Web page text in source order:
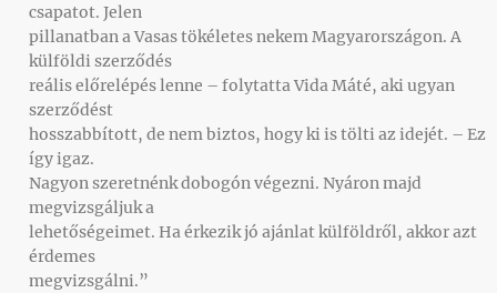
csapatot. Jelen
pillanatban a Vasas tökéletes nekem Magyarországon. A
külföldi szerződés
reális előrelépés lenne – folytatta Vida Máté, aki ugyan
szerződést
hosszabbított, de nem biztos, hogy ki is tölti az idejét. – Ez
így igaz.
Nagyon szeretnénk dobogón végezni. Nyáron majd
megvizsgáljuk a
lehetőségeimet. Ha érkezik jó ajánlat külföldről, akkor azt
érdemes
megvizsgálni.”